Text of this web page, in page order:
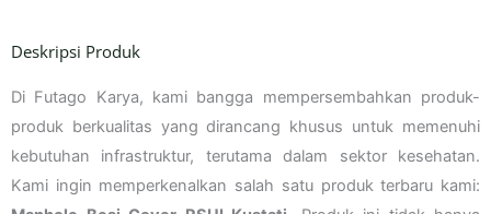
Deskripsi Produk
Di Futago Karya, kami bangga mempersembahkan produk-
produk berkualitas yang dirancang khusus untuk memenuhi
kebutuhan infrastruktur, terutama dalam sektor kesehatan.
Kami ingin memperkenalkan salah satu produk terbaru kami: